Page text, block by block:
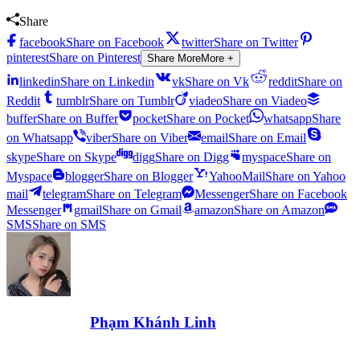
Share
facebookShare on Facebook twitterShare on Twitter
pinterestShare on Pinterest Share MoreMore +
linkedinShare on Linkedin vkShare on Vk redditShare on
Reddit
tumblrShare on Tumblr viadeoShare on Viadeo
bufferShare on Buffer pocketShare on Pocket whatsappShare
on Whatsapp
viberShare on Viber emailShare on Email
skypeShare on Skype diggShare on Digg myspaceShare on
Myspace
bloggerShare on Blogger YahooMailShare on Yahoo
mail
telegramShare on Telegram MessengerShare on Facebook
Messenger
gmailShare on Gmail amazonShare on Amazon
SMSShare on SMS
Phạm Khánh Linh